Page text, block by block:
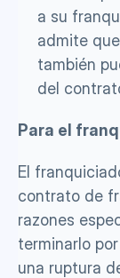
a su
admite
también
del
Para el
El
contrato de
razones
terminarlo
una ruptura